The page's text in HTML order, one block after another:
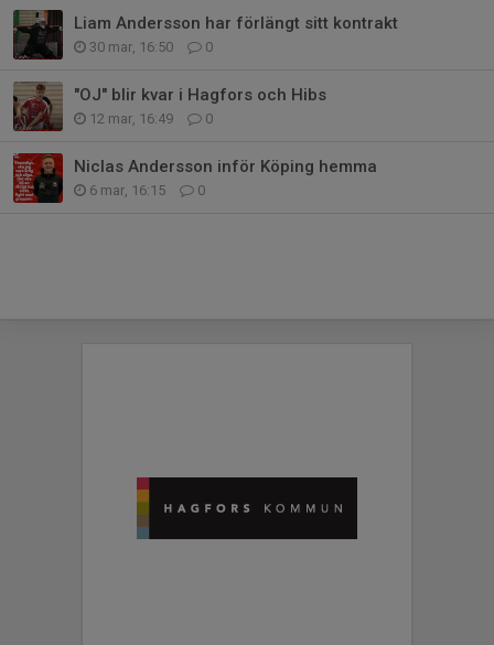
Liam Andersson har förlängt sitt kontrakt
30 mar, 16:50 0
"OJ" blir kvar i Hagfors och Hibs
12 mar, 16:49 0
Niclas Andersson inför Köping hemma
6 mar, 16:15 0